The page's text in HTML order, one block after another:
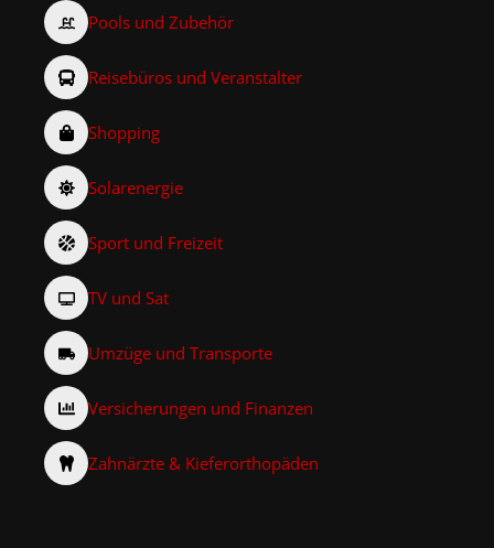
Pools und Zubehör
Reisebüros und Veranstalter
Shopping
Solarenergie
Sport und Freizeit
TV und Sat
Umzüge und Transporte
Versicherungen und Finanzen
Zahnärzte & Kieferorthopäden